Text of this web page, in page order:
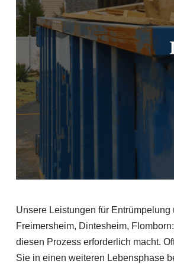
Unsere Leistungen für
Freimersheim, Dintesheim,
diesen Prozess erforderlich macht.
Sie in einen weiteren Lebensphase